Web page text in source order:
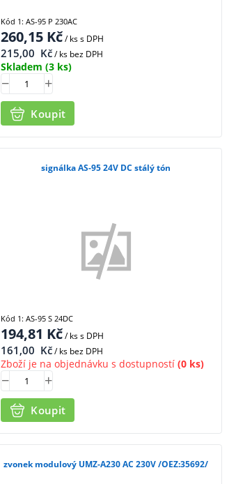
260,15 Kč/ kss DPH
215,00 Kč/ ks bez DPH
Skladem (3 ks)
Koupit
Kód 1: AS-95 P 230AC
signálka AS-95 24V DC stálý tón
194,81 Kč/ kss DPH
161,00 Kč/ ks bez DPH
Zboží je na objednávku s dostupností (0 ks)
Koupit
Kód 1: AS-95 S 24DC
zvonek modulový UMZ-A230 AC 230V /OEZ:35692/